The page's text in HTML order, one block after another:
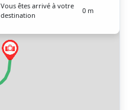
Vous êtes arrivé à votre
destination
0 m